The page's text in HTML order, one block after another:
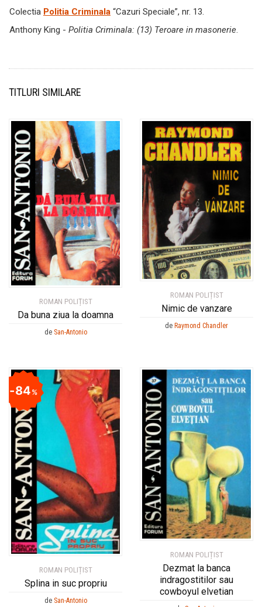
Colectia Politia Criminala “Cazuri Speciale”, nr. 13.
Anthony King - Politia Criminala: (13) Teroare in masonerie.
TITLURI SIMILARE
ROMAN POLIȚIST
Da buna ziua la doamna
de San-Antonio
ROMAN POLIȚIST
Nimic de vanzare
de Raymond Chandler
ROMAN POLIȚIST
Splina in suc propriu
84%
de San-Antonio
ROMAN POLIȚIST
Dezmat la banca
indragostitilor sau
cowboyul elvetian